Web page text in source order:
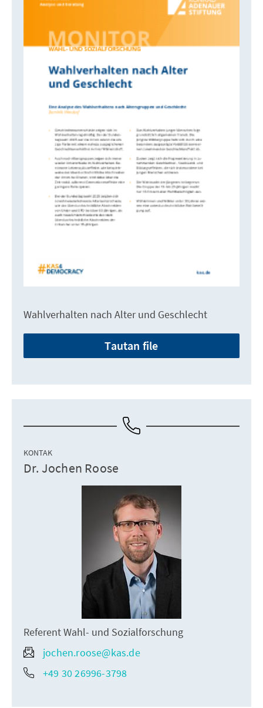
Wahlverhalten nach Alter und Geschlecht
Tautan file
KONTAK
Dr. Jochen Roose
Referent Wahl- und Sozialforschung
jochen.roose@kas.de
+49 30 26996-3798